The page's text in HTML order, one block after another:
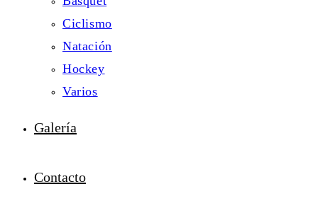
Ciclismo
Natación
Hockey
Varios
Galería
Contacto